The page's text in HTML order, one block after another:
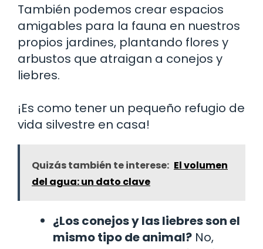
También podemos crear espacios
amigables para la fauna en nuestros
propios jardines, plantando flores y
arbustos que atraigan a conejos y
liebres.
¡Es como tener un pequeño refugio de
vida silvestre en casa!
Quizás también te interese: El volumen
del agua: un dato clave
¿Los conejos y las liebres son el
mismo tipo de animal? No,